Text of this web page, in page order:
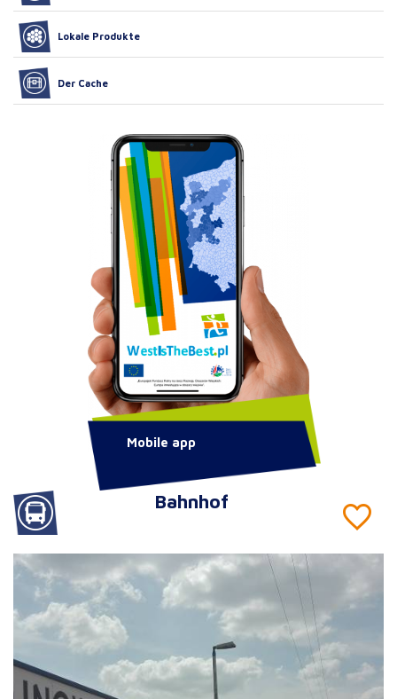
Bahnhof
Lokale Produkte
Der Cache
Mobile app